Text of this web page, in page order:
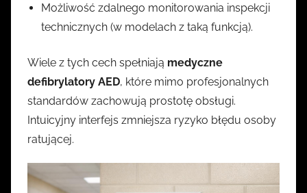
Możliwość zdalnego monitorowania inspekcji
technicznych (w modelach z taką funkcją).
Wiele z tych cech spełniają medyczne
defibrylatory AED, które mimo profesjonalnych
standardów zachowują prostotę obsługi.
Intuicyjny interfejs zmniejsza ryzyko błędu osoby
ratującej.